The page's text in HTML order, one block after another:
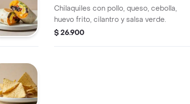
Chilaquiles con pollo, queso, cebolla,
huevo frito, cilantro y salsa verde.
$ 26.900